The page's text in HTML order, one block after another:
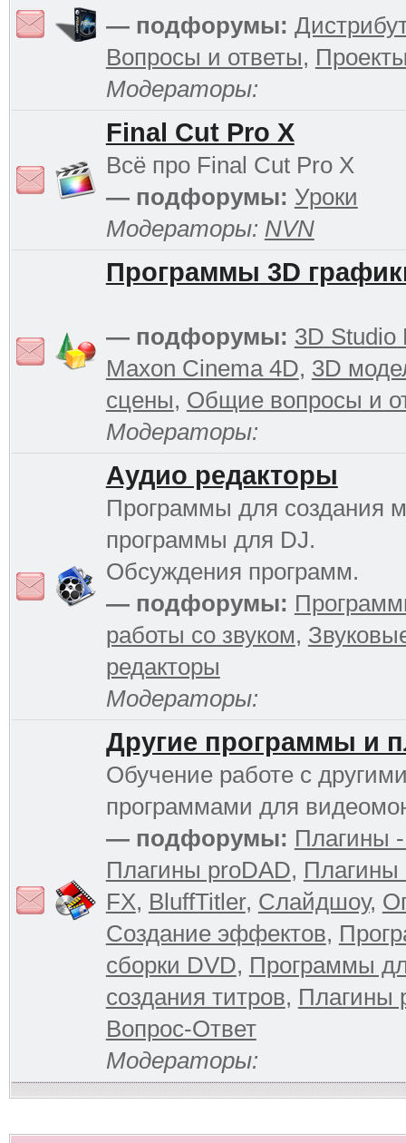
— подфорумы:
Вопросы и ответы,
Модераторы:
Final Cut Pro X
Всё про Final Cut Pro X
— подфорумы: Уроки
Модераторы: NVN
Программы 3D
— подфорумы: 3D Studio
Maxon Cinema 4D, 3D
сцены, Общие вопросы и
Модераторы:
Аудио редакторы
Программы для создания
программы для DJ.
Обсуждения программ.
— подфорумы:
работы со звуком,
редакторы
Модераторы:
Другие программы и
Обучение работе с
программами для
— подфорумы: Плагины
Плагины proDAD, Плагины
FX, BluffTitler, Слайдшоу,
Создание эффектов,
сборки DVD, Программы
создания титров, Плагины
Вопрос-Ответ
Модераторы: